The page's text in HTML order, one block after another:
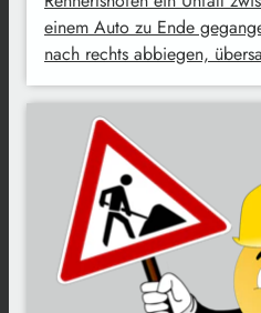
einem Auto zu Ende
nach rechts abbiegen,